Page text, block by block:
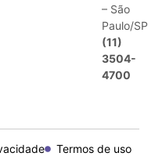
– São
Paulo/SP
(11)
3504-
4700
Termos de uso